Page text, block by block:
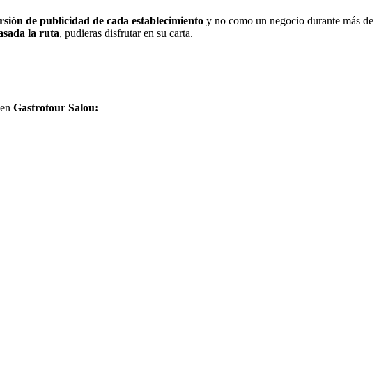
de publicidad de cada establecimiento y no como un negocio durante más de
la ruta, pudieras disfrutar en su carta.
Gastrotour Salou: